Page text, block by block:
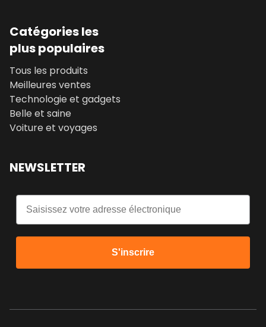
Catégories les
plus populaires
Tous les produits
Meilleures ventes
Technologie et gadgets
Belle et saine
Voiture et voyages
NEWSLETTER
Email
S'inscrire